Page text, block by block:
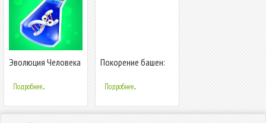
Эволюция Человека
Жизнь, 3+
Подробнее...
Покорение башен:
башни
Подробнее...